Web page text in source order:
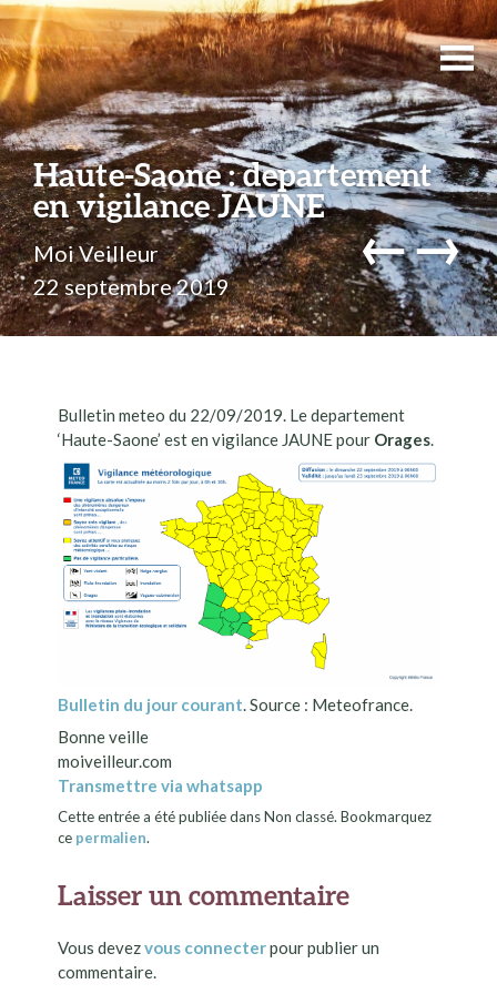
Haute-Saone : departement
en vigilance JAUNE
Moi Veilleur
22 septembre 2019
←→
Bulletin meteo du 22/09/2019. Le departement
‘Haute-Saone’ est en vigilance JAUNE pour Orages.
Bulletin du jour courant . Source : Meteofrance.
Bonne veille
moiveilleur.com
Transmettre via whatsapp
Cette entrée a été publiée dans Non classé. Bookmarquez
ce permalien.
Laisser un commentaire
Vous devezvous connecterpour publier un
commentaire.